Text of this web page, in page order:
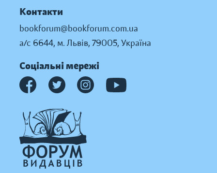
Контакти
bookforum@bookforum.com.ua
а/с 6644, м. Львів, 79005, Україна
Соціальні мережі